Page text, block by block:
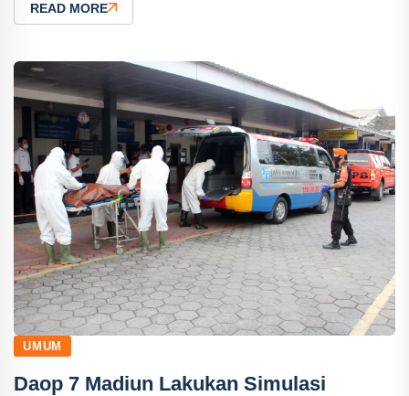
READ MORE
UMUM
Daop 7 Madiun Lakukan Simulasi